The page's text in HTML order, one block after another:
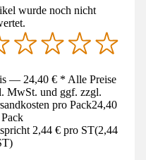
wurde noch nicht
— 24,40 € * Alle Preise
MwSt. und ggf. zzgl.
pro Pack24,40
Pack
2,44 € pro ST(2,44
)